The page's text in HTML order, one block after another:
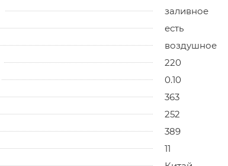
заливное
есть
воздушное
220
0.10
363
252
389
11